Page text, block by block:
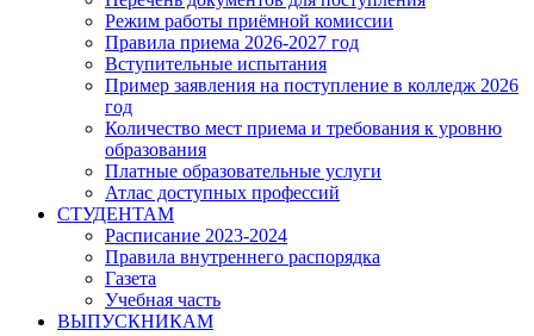
Режим работы приёмной комиссии
Правила приема 2026-2027 год
Вступительные испытания
Пример заявления на поступление в колледж 2026
год
Количество мест приема и требования к уровню
образования
Платные образовательные услуги
Атлас доступных профессий
СТУДЕНТАМ
Расписание 2023-2024
Правила внутреннего распорядка
Газета
Учебная часть
ВЫПУСКНИКАМ